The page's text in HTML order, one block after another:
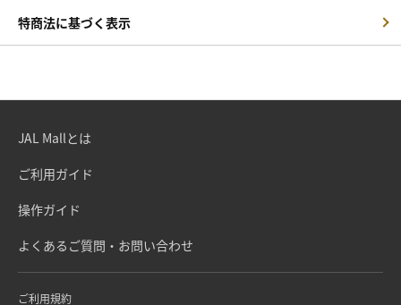
特商法に基づく表示
JAL Mallとは
ご利用ガイド
操作ガイド
よくあるご質問・お問い合わせ
ご利用規約